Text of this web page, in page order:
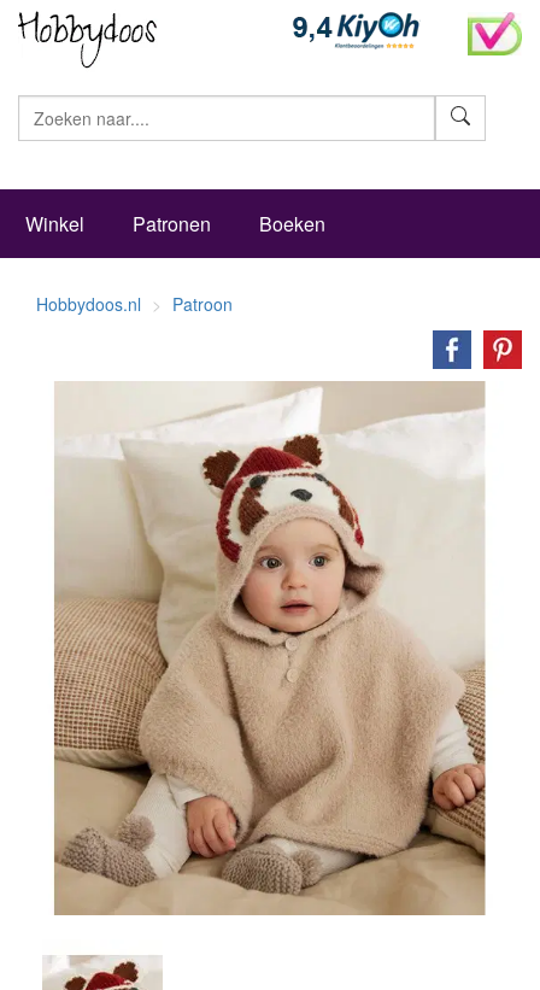
Winkel Patronen Boeken
Hobbydoos.nl Patroon